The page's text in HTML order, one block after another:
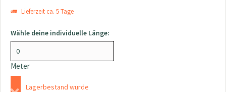
Lieferzeit ca. 5 Tage
Wähle deine individuelle Länge:
Meter
Lagerbestand wurde